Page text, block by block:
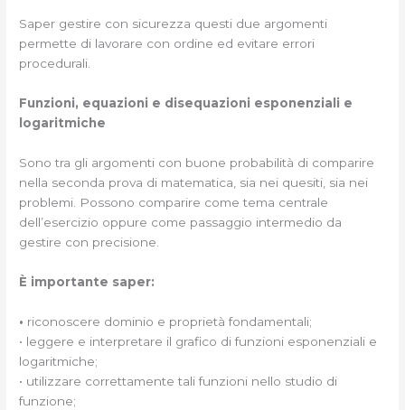
Saper gestire con sicurezza questi due argomenti
permette di lavorare con ordine ed evitare errori
procedurali.
Funzioni, equazioni e disequazioni esponenziali e
logaritmiche
Sono tra gli argomenti con buone probabilità di comparire
nella seconda prova di matematica, sia nei quesiti, sia nei
problemi. Possono comparire come tema centrale
dell’esercizio oppure come passaggio intermedio da
gestire con precisione.
È importante saper:
• riconoscere dominio e proprietà fondamentali;
• leggere e interpretare il grafico di funzioni esponenziali e
logaritmiche;
• utilizzare correttamente tali funzioni nello studio di
funzione;